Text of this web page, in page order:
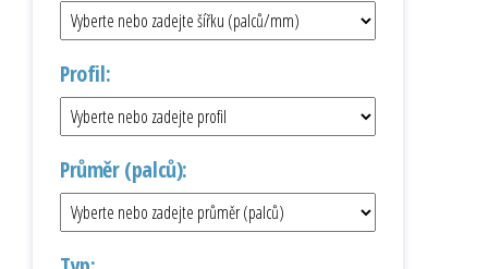
Profil:
Průměr (palců):